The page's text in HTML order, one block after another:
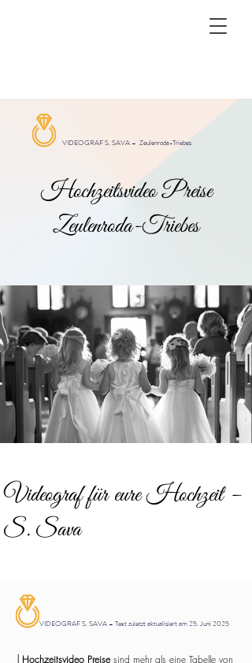
VIDEOGRAF S. SAVA – Zeulenroda-Triebes
Hochzeitsvideo Preise
Zeulenroda-Triebes
Videograf für eure Hochzeit –
S. Sava
VIDEOGRAF S. SAVA – Text zuletzt aktualisiert am 25. Juni 2025
Hochzeitsvideo Preisesind mehr als eine Tabelle von